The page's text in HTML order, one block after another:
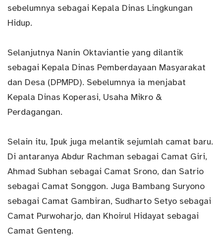
sebelumnya sebagai Kepala Dinas Lingkungan
Hidup.
Selanjutnya Nanin Oktaviantie yang dilantik
sebagai Kepala Dinas Pemberdayaan Masyarakat
dan Desa (DPMPD). Sebelumnya ia menjabat
Kepala Dinas Koperasi, Usaha Mikro &
Perdagangan.
Selain itu, Ipuk juga melantik sejumlah camat baru.
Di antaranya Abdur Rachman sebagai Camat Giri,
Ahmad Subhan sebagai Camat Srono, dan Satrio
sebagai Camat Songgon. Juga Bambang Suryono
sebagai Camat Gambiran, Sudharto Setyo sebagai
Camat Purwoharjo, dan Khoirul Hidayat sebagai
Camat Genteng.